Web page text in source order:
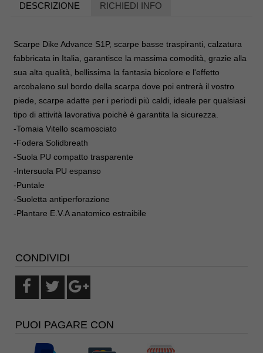
DESCRIZIONE RICHIEDI INFO
Scarpe Dike Advance S1P, scarpe basse traspiranti, calzatura
fabbricata in Italia, garantisce la massima comodità, grazie alla
sua alta qualità, bellissima la fantasia bicolore e l'effetto
arcobaleno sul bordo della scarpa dove poi entrerà il vostro
piede, scarpe adatte per i periodi più caldi, ideale per qualsiasi
tipo di attività lavorativa poichè è garantita la sicurezza.
-Tomaia Vitello scamosciato
-Fodera Solidbreath
-Suola PU compatto trasparente
-Intersuola PU espanso
-Puntale
-Suoletta antiperforazione
-Plantare E.V.A anatomico estraibile
CONDIVIDI
PUOI PAGARE CON